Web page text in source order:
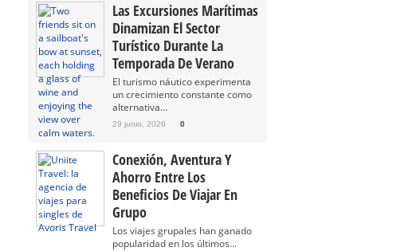
Las Excursiones Marítimas
Dinamizan El Sector
Turístico Durante La
Temporada De Verano
El turismo náutico experimenta
un crecimiento constante como
alternativa...
29 junio, 2026 0
Conexión, Aventura Y
Ahorro Entre Los
Beneficios De Viajar En
Grupo
Los viajes grupales han ganado
popularidad en los últimos...